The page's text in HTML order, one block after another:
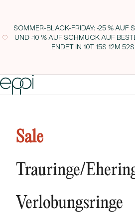
SOMMER-BLACK-FRIDAY: -25 % AUF
UND -10 % AUF SCHMUCK AUF
ENDET IN10T 15S 12M 51S
Sale
Trauringe/
NEUHEITEN
Verlobungsringe
Champagnegold